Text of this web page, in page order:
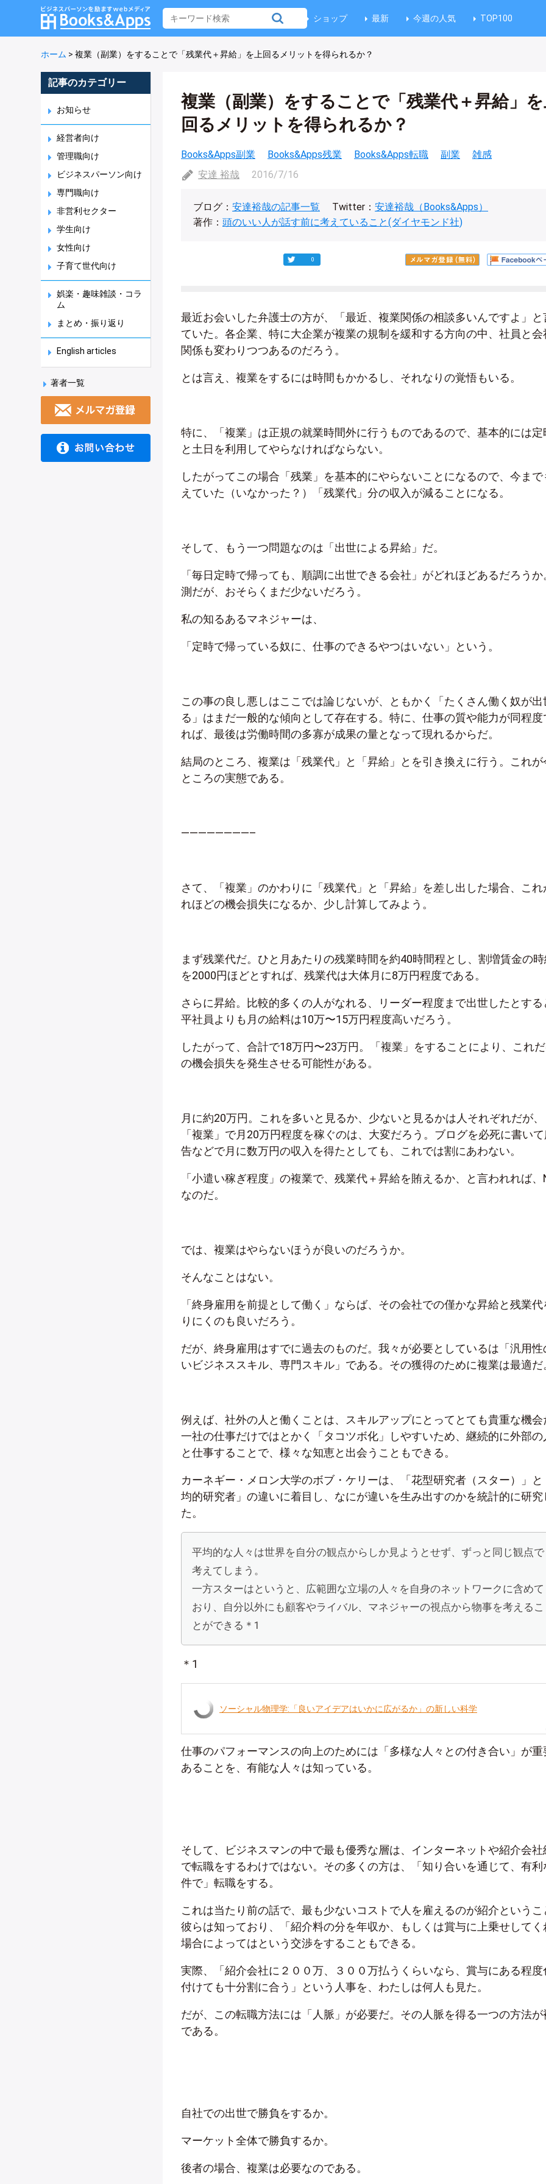
ショップ 最新 今週の人気 TOP100
ホーム > 複業（副業）をすることで「残業代＋昇給」を上回るメリットを得られるか？
記事のカテゴリー
お知らせ
経営者向け
管理職向け
ビジネスパーソン向け
専門職向け
非営利セクター
学生向け
女性向け
子育て世代向け
娯楽・趣味雑談・コラ
ム
まとめ・振り返り
English articles
著者一覧
複業（副業）をすることで「残業代＋昇給」
回るメリットを得られるか？
Books&Apps副業 Books&Apps残業 Books&Apps転職 副業
雑感
安達 裕哉
2016/7/16
ブログ： 安達裕哉の記事一覧 Twitter： 安達裕哉（Books&Apps）
著作： 頭のいい人が話す前に考えていること(ダイヤモンド社)
0
最近お会いした弁護士の方が、「最近、複業関係の相談多いんですよ」と
ていた。各企業、特に大企業が複業の規制を緩和する方向の中、社員と会
関係も変わりつつあるのだろう。
とは言え、複業をするには時間もかかるし、それなりの覚悟もいる。
特に、「複業」は正規の就業時間外に行うものであるので、基本的には定
と土日を利用してやらなければならない。
したがってこの場合「残業」を基本的にやらないことになるので、今まで
えていた（いなかった？）「残業代」分の収入が減ることになる。
そして、もう一つ問題なのは「出世による昇給」だ。
「毎日定時で帰っても、順調に出世できる会社」がどれほどあるだろうか
測だが、おそらくまだ少ないだろう。
私の知るあるマネジャーは、
「定時で帰っている奴に、仕事のできるやつはいない」という。
この事の良し悪しはここでは論じないが、ともかく「たくさん働く奴が出
る」はまだ一般的な傾向として存在する。特に、仕事の質や能力が同程度
れば、最後は労働時間の多寡が成果の量となって現れるからだ。
結局のところ、複業は「残業代」と「昇給」とを引き換えに行う。これが
ところの実態である。
————————–
さて、「複業」のかわりに「残業代」と「昇給」を差し出した場合、これ
れほどの機会損失になるか、少し計算してみよう。
まず残業代だ。ひと月あたりの残業時間を約40時間程とし、割増賃金の時
を2000円ほどとすれば、残業代は大体月に8万円程度である。
さらに昇給。比較的多くの人がなれる、リーダー程度まで出世したとする
平社員よりも月の給料は10万〜15万円程度高いだろう。
したがって、合計で18万円〜23万円。「複業」をすることにより、これ
の機会損失を発生させる可能性がある。
月に約20万円。これを多いと見るか、少ないと見るかは人それぞれだが、
「複業」で月20万円程度を稼ぐのは、大変だろう。ブログを必死に書い
告などで月に数万円の収入を得たとしても、これでは割にあわない。
「小遣い稼ぎ程度」の複業で、残業代＋昇給を賄えるか、と言われれば、
なのだ。
では、複業はやらないほうが良いのだろうか。
そんなことはない。
「終身雇用を前提として働く」ならば、その会社での僅かな昇給と残業代
りにくのも良いだろう。
だが、終身雇用はすでに過去のものだ。我々が必要としているは「汎用性
いビジネススキル、専門スキル」である。その獲得のために複業は最適だ
例えば、社外の人と働くことは、スキルアップにとってとても貴重な機会
一社の仕事だけではとかく「タコツボ化」しやすいため、継続的に外部の
と仕事することで、様々な知恵と出会うこともできる。
カーネギー・メロン大学のボブ・ケリーは、「花型研究者（スター）」と
均的研究者」の違いに着目し、なにが違いを生み出すのかを統計的に研究
た。
平均的な人々は世界を自分の観点からしか見ようとせず、ずっと同じ観点で
考えてしまう。
一方スターはというと、広範囲な立場の人々を自身のネットワークに含めて
おり、自分以外にも顧客やライバル、マネジャーの視点から物事を考えるこ
とができる＊1
＊1
ソーシャル物理学:「良いアイデアはいかに広がるか」の新しい科学
仕事のパフォーマンスの向上のためには「多様な人々との付き合い」が重
あることを、有能な人々は知っている。
そして、ビジネスマンの中で最も優秀な層は、インターネットや紹介会社
で転職をするわけではない。その多くの方は、「知り合いを通じて、有利
件で」転職をする。
これは当たり前の話で、最も少ないコストで人を雇えるのが紹介というこ
彼らは知っており、「紹介料の分を年収か、もしくは賞与に上乗せしてく
場合によってはという交渉をすることもできる。
実際、「紹介会社に２００万、３００万払うくらいなら、賞与にある程度
付けても十分割に合う」という人事を、わたしは何人も見た。
だが、この転職方法には「人脈」が必要だ。その人脈を得る一つの方法が
である。
自社での出世で勝負をするか。
マーケット全体で勝負するか。
後者の場合、複業は必要なのである。